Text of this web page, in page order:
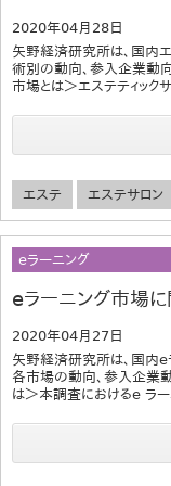
2020年04月28日
矢野経済研究所は、国内
術別の動向、参入企業動向
市場とは＞エステティック
エステ エステサロン
eラーニング
eラーニング市場
2020年04月27日
矢野経済研究所は、国内e
各市場の動向、参入企業
は＞本調査におけるe ラー